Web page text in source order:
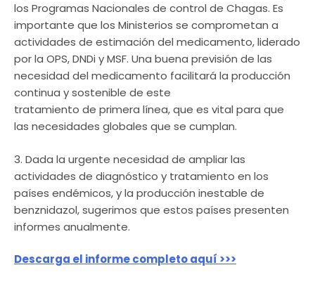
los Programas Nacionales de control de Chagas. Es
importante que los Ministerios se comprometan a
actividades de estimación del medicamento, liderado
por la OPS, DNDi y MSF. Una buena previsión de las
necesidad del medicamento facilitará la producción
continua y sostenible de este
tratamiento de primera línea, que es vital para que
las necesidades globales que se cumplan.
3. Dada la urgente necesidad de ampliar las
actividades de diagnóstico y tratamiento en los
países endémicos, y la producción inestable de
benznidazol, sugerimos que estos países presenten
informes anualmente.
Descarga el informe completo aquí >>>